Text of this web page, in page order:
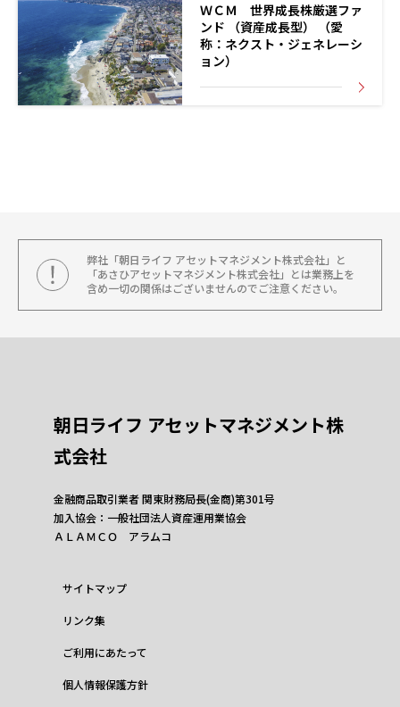
ＷＣＭ 世界成長株厳選ファ
ンド （資産成長型） （愛
称：ネクスト・ジェネレーシ
ョン）
弊社「朝日ライフ アセットマネジメント株式会社」と
「あさひアセットマネジメント株式会社」とは業務上を
含め一切の関係はございませんのでご注意ください。
朝日ライフ アセットマネジメント株
式会社
金融商品取引業者 関東財務局長(金商)第301号
加入協会：一般社団法人資産運用業協会
ＡＬＡＭＣＯ アラムコ
サイトマップ
リンク集
ご利用にあたって
個人情報保護方針